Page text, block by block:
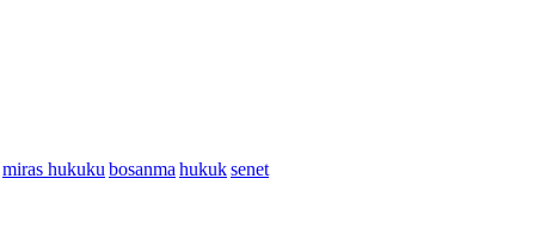
miras hukuku bosanma hukuksenet